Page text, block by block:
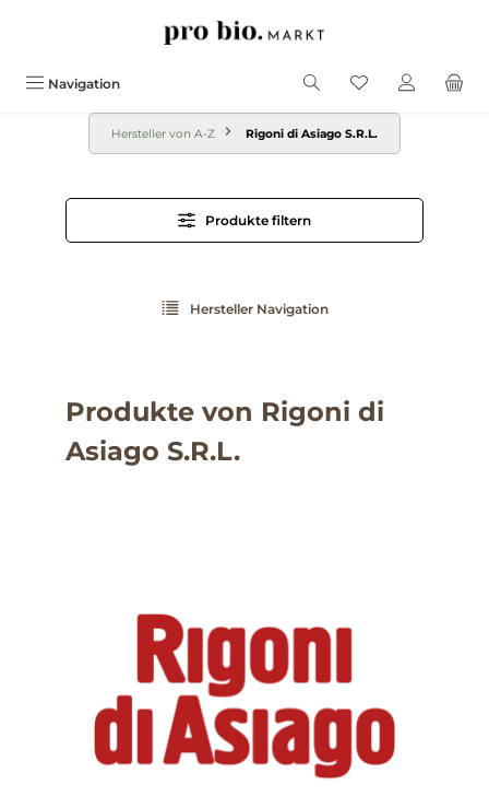
Navigation
Hersteller von A-Z Rigoni di Asiago S.R.L.
Produkte filtern
Hersteller Navigation
Produkte von Rigoni di
Asiago S.R.L.